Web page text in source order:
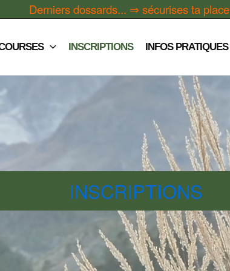
Derniers dossards... ⇒ sécurises ta place
INSCRIPTIONS INFOS PRATIQUES
INSCRIPTIONS